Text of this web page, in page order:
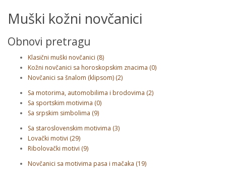
Muški kožni novčanici
Obnovi pretragu
Klasični muški novčanici (8)
Kožni novčanici sa horoskopskim znacima (0)
Novčanici sa šnalom (klipsom) (2)
Sa motorima, automobilima i brodovima (2)
Sa sportskim motivima (0)
Sa srpskim simbolima (9)
Sa staroslovenskim motivima (3)
Lovački motivi (29)
Ribolovački motivi (9)
Novčanici sa motivima pasa i mačaka (19)